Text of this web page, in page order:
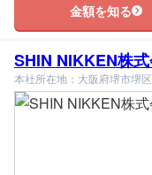
金額を知る
SHIN NIKKEN株
本社所在地：大阪府堺市堺